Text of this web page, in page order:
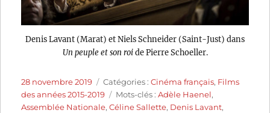
Denis Lavant (Marat) et Niels Schneider (Saint-Just) dans
Un peuple et son roide Pierre Schoeller.
Publié
le
28 novembre 2019 Catégories
Catégories :Cinéma français, Films
des années 2015-2019
Étiquettes
Mots-clés :Adèle Haenel,
Assemblée Nationale,Céline Sallette, Denis Lavant,